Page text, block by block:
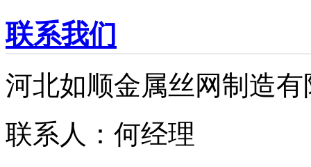
联系我们
河北如顺金属丝网制造有
联系人：何经理